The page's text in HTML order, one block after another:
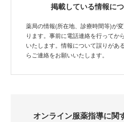
掲載している情報に
薬局の情報(所在地、診療時間等)が
ります。事前に電話連絡を行ってか
いたします。情報について誤りがあ
らご連絡をお願いいたします。
オンライン服薬指導に関